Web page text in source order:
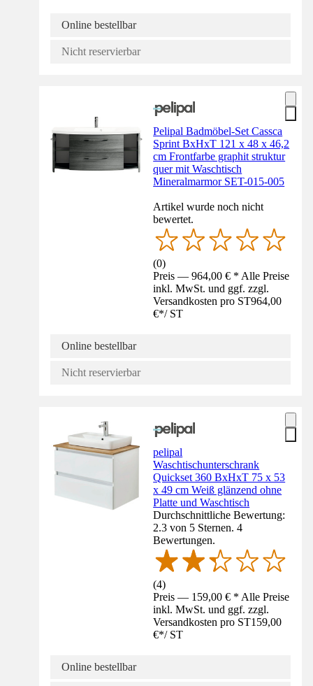
Online bestellbar
Nicht reservierbar
Pelipal Badmöbel-Set Cassca
Sprint BxHxT 121 x 48 x 46,2
cm Frontfarbe graphit struktur
quer mit Waschtisch
Mineralmarmor SET-015-005
Artikel wurde noch nicht
bewertet.
(0)
Preis — 964,00 € * Alle Preise
inkl. MwSt. und ggf. zzgl.
Versandkosten pro ST964,00
€*/ ST
Online bestellbar
Nicht reservierbar
pelipal
Waschtischunterschrank
Quickset 360 BxHxT 75 x 53
x 49 cm Weiß glänzend ohne
Platte und Waschtisch
Durchschnittliche Bewertung:
2.3 von 5 Sternen. 4
Bewertungen.
(4)
Preis — 159,00 € * Alle Preise
inkl. MwSt. und ggf. zzgl.
Versandkosten pro ST159,00
€*/ ST
Online bestellbar